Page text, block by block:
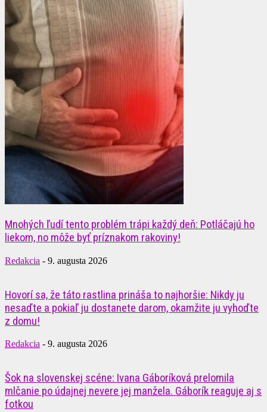
Mnohých ľudí tento problém trápi každý deň: Potláčajú ho
liekom, no môže byť príznakom rakoviny!
Redakcia - 9. augusta 2026
Hovorí sa, že táto rastlina prináša to najhoršie: Nikdy ju
nesaďte a pokiaľ ju dostanete darom, okamžite ju vyhoďte
z domu!
Redakcia - 9. augusta 2026
Šok na slovenskej scéne: Ivana Gáboríková prelomila
mlčanie po údajnej nevere jej manžela. Gáborík reaguje aj s
fotkou